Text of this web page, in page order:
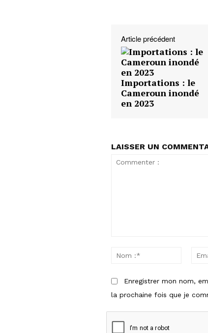
Article précédent
Importations : le
Cameroun inondé
en 2023
LAISSER UN
Nom
Enregistrer mon nom,
la prochaine fois que je